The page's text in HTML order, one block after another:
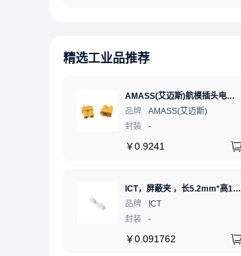
精选工业品推荐
AMASS(艾迈斯)航模插头电调机插座锂电池连接器 轻量版 母头XT30U-FXT30U-F.G.Y
品牌
AMASS(艾迈斯)
封装
-
￥0.9241
ICT，屏蔽夹 ，长5.2mm*高1.28mm，ICSRC52128SFR
品牌
ICT
封装
-
￥0.091762